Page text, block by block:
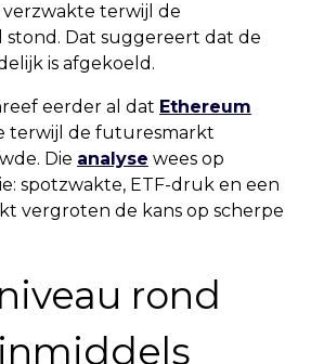
verzwakte terwijl de
Dat suggereert dat de
is afgekoeld.
eerder al dat Ethereum
terwijl de futuresmarkt
Die analyse wees op
spotzwakte, ETF-druk en een
vergroten de kans op scherpe
rond
inmiddels